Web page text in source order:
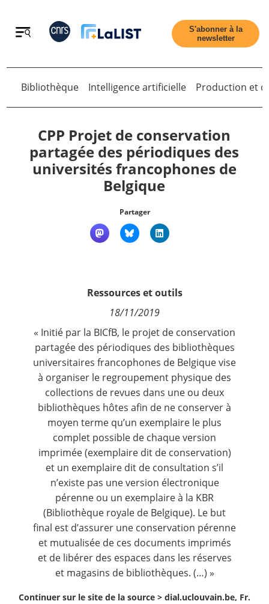
Retour
Accueil
Qui sommes nous ?
S'abonner à la
newsletter
Retour
Bibliothèque Intelligence artificielle Production et
CPP Projet de conservation
partagée des périodiques des
universités francophones de
Belgique
Partager
Ressources et outils
18/11/2019
« Initié par la BICfB, le projet de conservation
partagée des périodiques des bibliothèques
universitaires francophones de Belgique vise
à organiser le regroupement physique des
collections de revues dans une ou deux
bibliothèques hôtes afin de ne conserver à
moyen terme qu’un exemplaire le plus
complet possible de chaque version
imprimée (exemplaire dit de conservation)
et un exemplaire dit de consultation s’il
n’existe pas une version électronique
pérenne ou un exemplaire à la KBR
(Bibliothèque royale de Belgique). Le but
final est d’assurer une conservation pérenne
et mutualisée de ces documents imprimés
et de libérer des espaces dans les réserves
et magasins de bibliothèques. (…) »
Continuer sur le site de la source > dial.uclouvain.be, Fr.